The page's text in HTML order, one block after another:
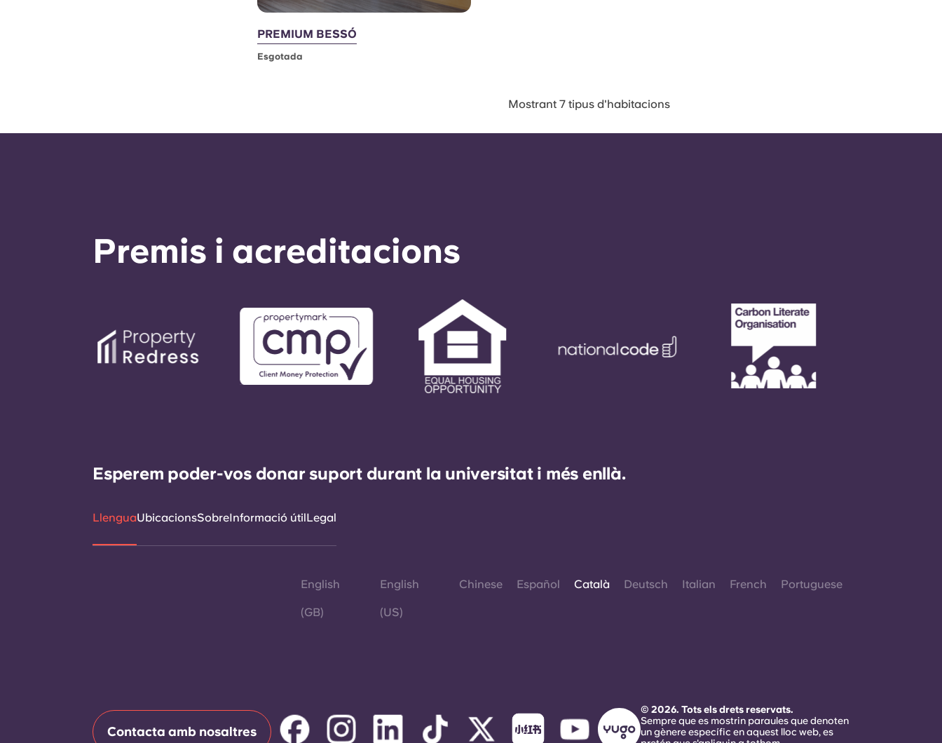
PREMIUM BESSÓ
Esgotada
Mostrant 7 tipus d'habitacions
Premis i acreditacions
Esperem poder-vos donar suport durant la universitat i més enllà.
LlenguaUbicacionsSobreInformació útilLegal
English
(GB)
English
(US)
Chinese Español Català Deutsch Italian French Portuguese
Contacta amb nosaltres
© 2026. Tots els drets reservats.
Sempre que es mostrin paraules que denoten
un gènere específic en aquest lloc web, es